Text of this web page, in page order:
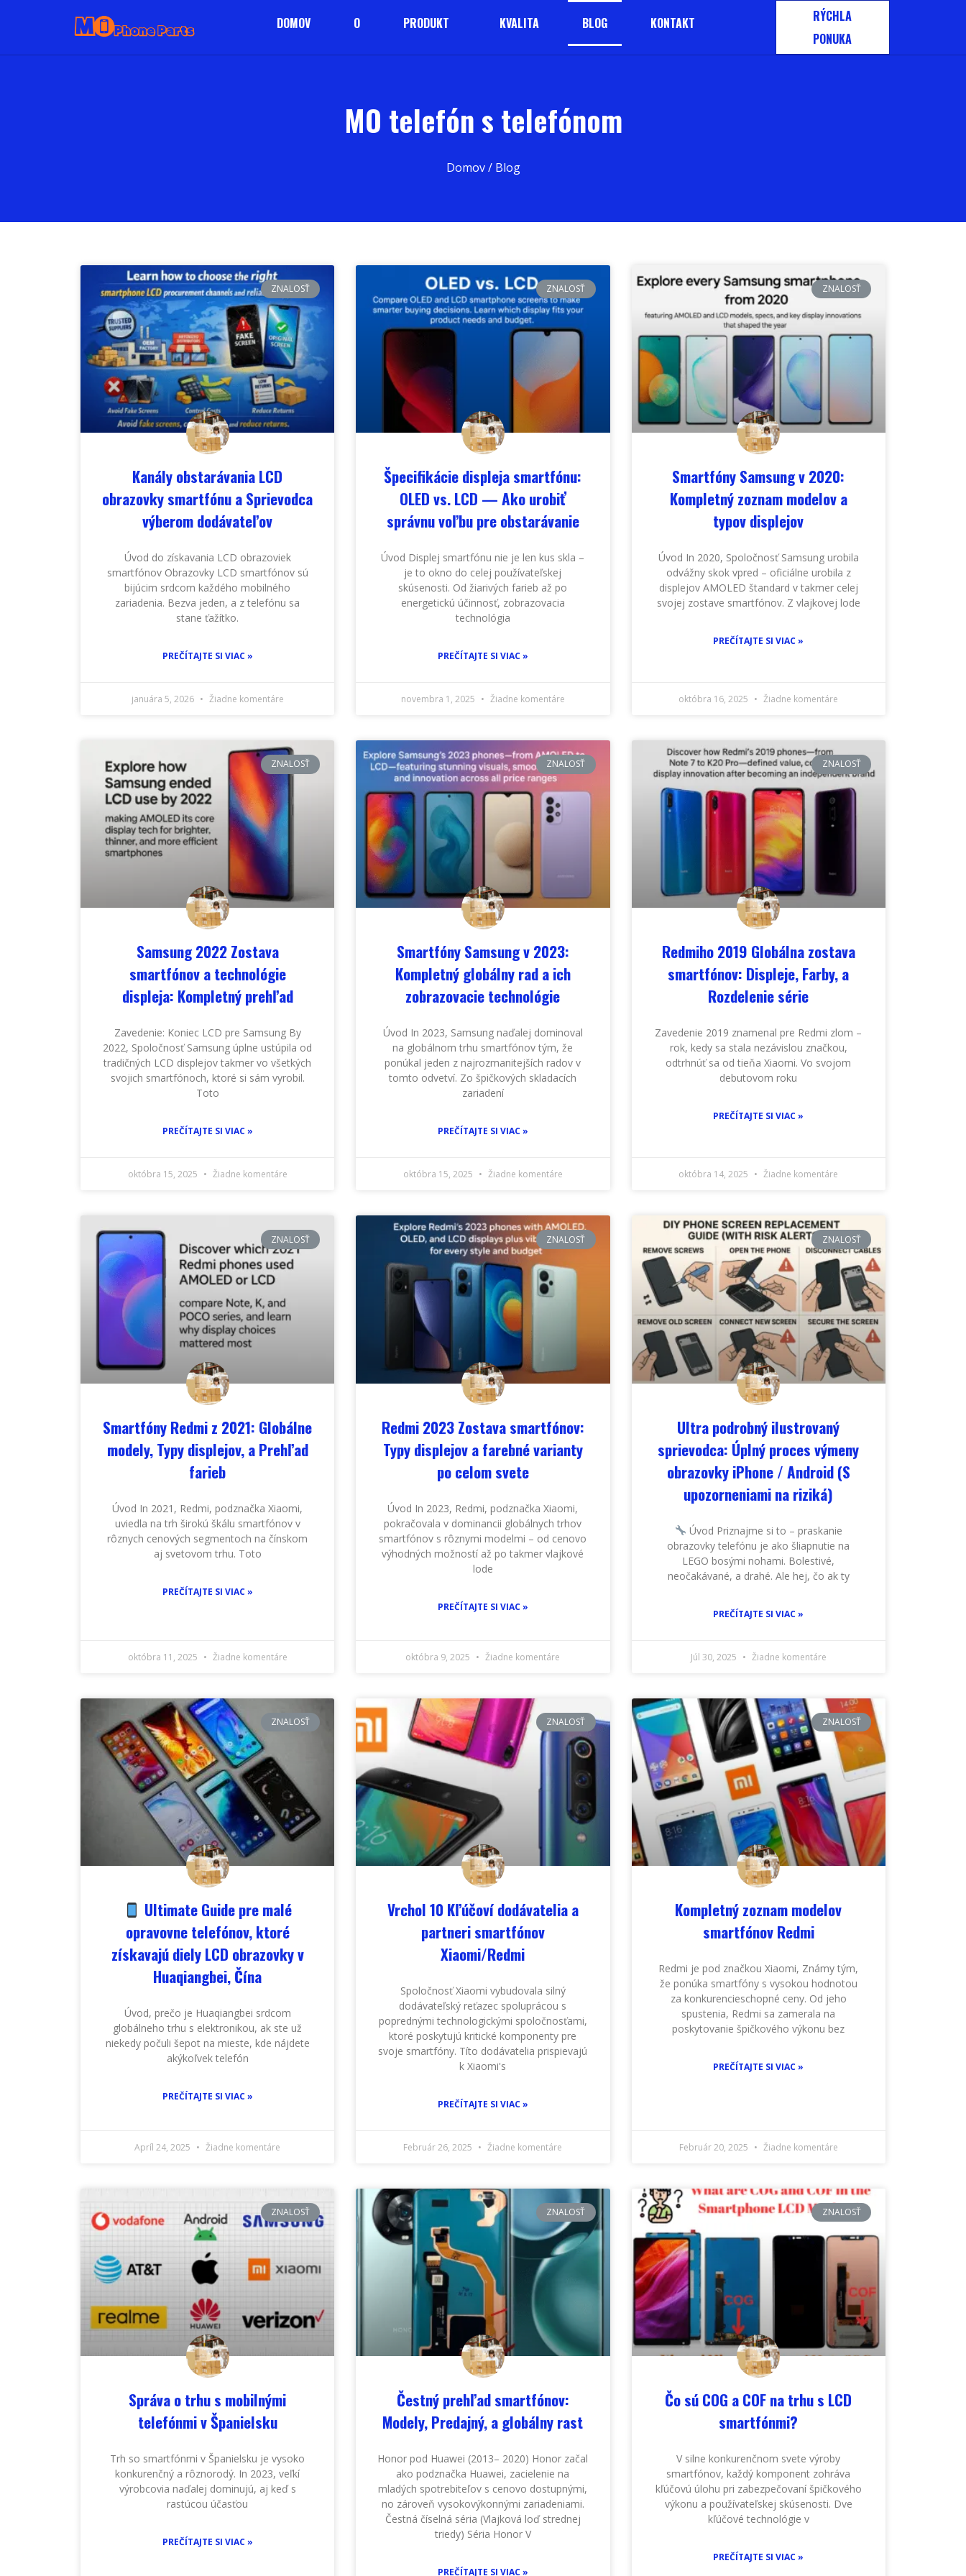
DOMOV O PRODUKT KVALITA BLOG KONTAKT
RÝCHLA
PONUKA
MO telefón s telefónom
Domov/ Blog
ZNALOSŤ
Kanály obstarávania LCD
obrazovky smartfónu a Sprievodca
výberom dodávateľov
Úvod do získavania LCD obrazoviek
smartfónov Obrazovky LCD smartfónov sú
bijúcim srdcom každého mobilného
zariadenia. Bezva jeden, a z telefónu sa
stane ťažítko.
PREČÍTAJTE SI VIAC »
januára 5, 2026 Žiadne komentáre
ZNALOSŤ
Špecifikácie displeja smartfónu:
OLED vs. LCD — Ako urobiť
správnu voľbu pre obstarávanie
Úvod Displej smartfónu nie je len kus skla –
je to okno do celej používateľskej
skúsenosti. Od žiarivých farieb až po
energetickú účinnosť, zobrazovacia
technológia
PREČÍTAJTE SI VIAC »
novembra 1, 2025 Žiadne komentáre
ZNALOSŤ
Smartfóny Samsung v 2020:
Kompletný zoznam modelov a
typov displejov
Úvod In 2020, Spoločnosť Samsung urobila
odvážny skok vpred – oficiálne urobila z
displejov AMOLED štandard v takmer celej
svojej zostave smartfónov. Z vlajkovej lode
PREČÍTAJTE SI VIAC »
októbra 16, 2025 Žiadne komentáre
ZNALOSŤ
Samsung 2022 Zostava
smartfónov a technológie
displeja: Kompletný prehľad
Zavedenie: Koniec LCD pre Samsung By
2022, Spoločnosť Samsung úplne ustúpila od
tradičných LCD displejov takmer vo všetkých
svojich smartfónoch, ktoré si sám vyrobil.
Toto
PREČÍTAJTE SI VIAC »
októbra 15, 2025 Žiadne komentáre
ZNALOSŤ
Smartfóny Samsung v 2023:
Kompletný globálny rad a ich
zobrazovacie technológie
Úvod In 2023, Samsung naďalej dominoval
na globálnom trhu smartfónov tým, že
ponúkal jeden z najrozmanitejších radov v
tomto odvetví. Zo špičkových skladacích
zariadení
PREČÍTAJTE SI VIAC »
októbra 15, 2025 Žiadne komentáre
ZNALOSŤ
Redmiho 2019 Globálna zostava
smartfónov: Displeje, Farby, a
Rozdelenie série
Zavedenie 2019 znamenal pre Redmi zlom –
rok, kedy sa stala nezávislou značkou,
odtrhnúť sa od tieňa Xiaomi. Vo svojom
debutovom roku
PREČÍTAJTE SI VIAC »
októbra 14, 2025 Žiadne komentáre
ZNALOSŤ
Smartfóny Redmi z 2021: Globálne
modely, Typy displejov, a Prehľad
farieb
Úvod In 2021, Redmi, podznačka Xiaomi,
uviedla na trh širokú škálu smartfónov v
rôznych cenových segmentoch na čínskom
aj svetovom trhu. Toto
PREČÍTAJTE SI VIAC »
októbra 11, 2025 Žiadne komentáre
ZNALOSŤ
Redmi 2023 Zostava smartfónov:
Typy displejov a farebné varianty
po celom svete
Úvod In 2023, Redmi, podznačka Xiaomi,
pokračovala v dominancii globálnych trhov
smartfónov s rôznymi modelmi – od cenovo
výhodných možností až po takmer vlajkové
lode
PREČÍTAJTE SI VIAC »
októbra 9, 2025 Žiadne komentáre
ZNALOSŤ
Ultra podrobný ilustrovaný
sprievodca: Úplný proces výmeny
obrazovky iPhone / Android (S
upozorneniami na riziká)
Úvod Priznajme si to – praskanie
obrazovky telefónu je ako šliapnutie na
LEGO bosými nohami. Bolestivé,
neočakávané, a drahé. Ale hej, čo ak ty
PREČÍTAJTE SI VIAC »
Júl 30, 2025 Žiadne komentáre
ZNALOSŤ
Ultimate Guide pre malé
opravovne telefónov, ktoré
získavajú diely LCD obrazovky v
Huaqiangbei, Čína
Úvod, prečo je Huaqiangbei srdcom
globálneho trhu s elektronikou, ak ste už
niekedy počuli šepot na mieste, kde nájdete
akýkoľvek telefón
PREČÍTAJTE SI VIAC »
Apríl 24, 2025 Žiadne komentáre
ZNALOSŤ
Vrchol 10 Kľúčoví dodávatelia a
partneri smartfónov
Xiaomi/Redmi
Spoločnosť Xiaomi vybudovala silný
dodávateľský reťazec spoluprácou s
poprednými technologickými spoločnosťami,
ktoré poskytujú kritické komponenty pre
svoje smartfóny. Títo dodávatelia prispievajú
k Xiaomi's
PREČÍTAJTE SI VIAC »
Február 26, 2025 Žiadne komentáre
ZNALOSŤ
Kompletný zoznam modelov
smartfónov Redmi
Redmi je pod značkou Xiaomi, Známy tým,
že ponúka smartfóny s vysokou hodnotou
za konkurencieschopné ceny. Od jeho
spustenia, Redmi sa zamerala na
poskytovanie špičkového výkonu bez
PREČÍTAJTE SI VIAC »
Február 20, 2025 Žiadne komentáre
ZNALOSŤ
Správa o trhu s mobilnými
telefónmi v Španielsku
Trh so smartfónmi v Španielsku je vysoko
konkurenčný a rôznorodý. In 2023, veľkí
výrobcovia naďalej dominujú, aj keď s
rastúcou účasťou
PREČÍTAJTE SI VIAC »
ZNALOSŤ
Čestný prehľad smartfónov:
Modely, Predajný, a globálny rast
Honor pod Huawei (2013– 2020) Honor začal
ako podznačka Huawei, zacielenie na
mladých spotrebiteľov s cenovo dostupnými,
no zároveň vysokovýkonnými zariadeniami.
Čestná číselná séria (Vlajková loď strednej
triedy) Séria Honor V
PREČÍTAJTE SI VIAC »
ZNALOSŤ
Čo sú COG a COF na trhu s LCD
smartfónmi?
V silne konkurenčnom svete výroby
smartfónov, každý komponent zohráva
kľúčovú úlohu pri zabezpečovaní špičkového
výkonu a používateľskej skúsenosti. Dve
kľúčové technológie v
PREČÍTAJTE SI VIAC »